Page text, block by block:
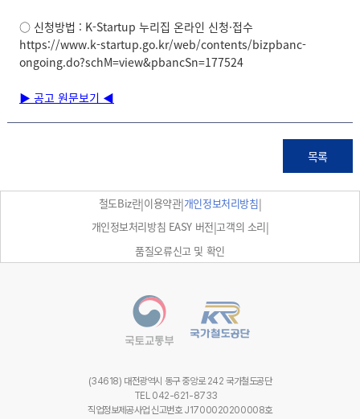
○ 신청방법 : K-Startup 누리집 온라인 신청·접수
https://www.k-startup.go.kr/web/contents/bizpbanc-
ongoing.do?schM=view&pbancSn=177524
▶ 공고 원문보기 ◀
목록
철도Biz란|이용약관|개인정보처리방침|
개인정보처리방침 EASY 버전|고객의 소리|
품질오류신고 및 확인
(34618) 대전광역시 동구 중앙로 242 국가철도공단
TEL 042-621-8733
직업정보제공사업 신고번호 J1700020200008호